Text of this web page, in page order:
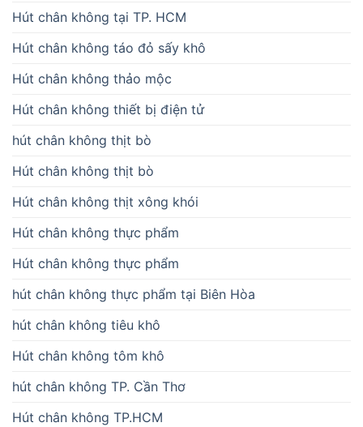
Hút chân không tại TP. HCM
Hút chân không táo đỏ sấy khô
Hút chân không thảo mộc
Hút chân không thiết bị điện tử
hút chân không thịt bò
Hút chân không thịt bò
Hút chân không thịt xông khói
Hút chân không thực phẩm
Hút chân không thực phẩm
hút chân không thực phẩm tại Biên Hòa
hút chân không tiêu khô
Hút chân không tôm khô
hút chân không TP. Cần Thơ
Hút chân không TP.HCM